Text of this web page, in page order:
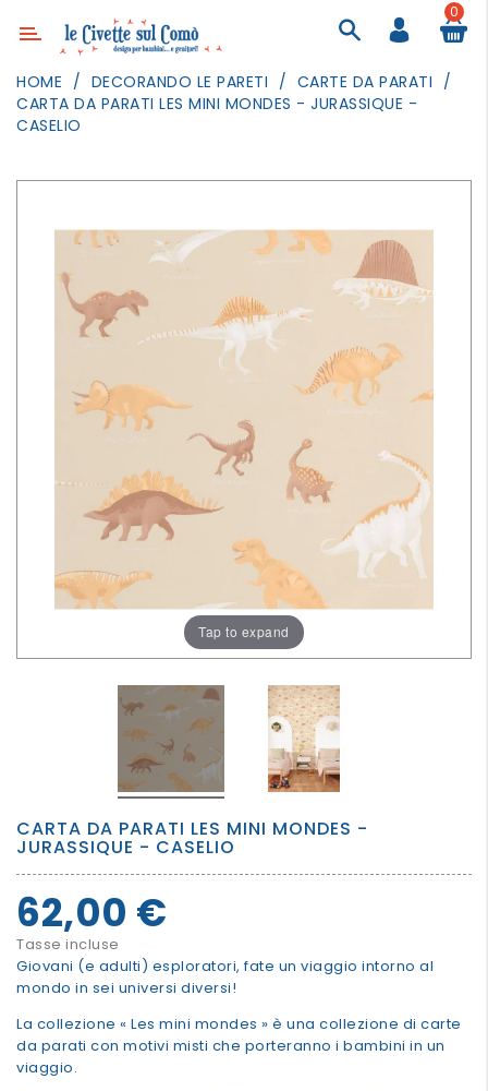
Categoria
ARREDAMENTO
TESSILI
OUTDOOR
GRANDI
0
HOME DECORANDO LE PARETI
CARTE DA PARATI
CARTA DA PARATI LES MINI MONDES - JURASSIQUE -
CASELIO
Tap to expand
CARTA DA PARATI LES MINI MONDES -
JURASSIQUE - CASELIO
62,00 €
Tasse incluse
Giovani (e adulti) esploratori, fate un viaggio intorno al
mondo in sei universi diversi!
La collezione « Les mini mondes » è una collezione di carte
da parati con motivi misti che porteranno i bambini in un
viaggio.